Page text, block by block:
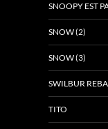
SNOOPY EST
SNOW (2)
SNOW (3)
SWILBUR
TITO